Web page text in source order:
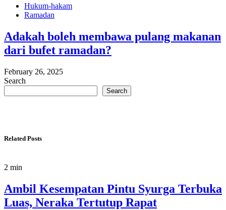
Hukum-hakam
Ramadan
Adakah boleh membawa pulang makanan
dari bufet ramadan?
February 26, 2025
Search
Search
Related Posts
2 min
Ambil Kesempatan Pintu Syurga Terbuka
Luas, Neraka Tertutup Rapat